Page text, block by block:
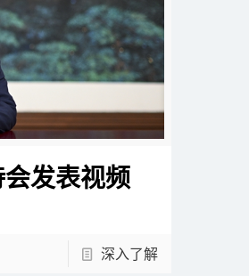
发表视频
深入了解